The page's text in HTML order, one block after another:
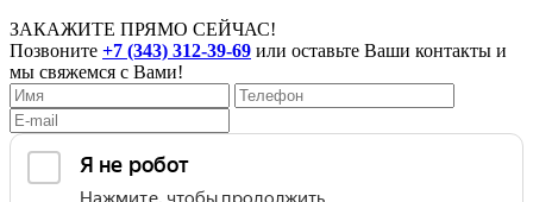
ЗАКАЖИТЕ ПРЯМО СЕЙЧАС!
Позвоните +7 (343) 312-39-69 или оставьте Ваши контакты и
мы свяжемся с Вами!